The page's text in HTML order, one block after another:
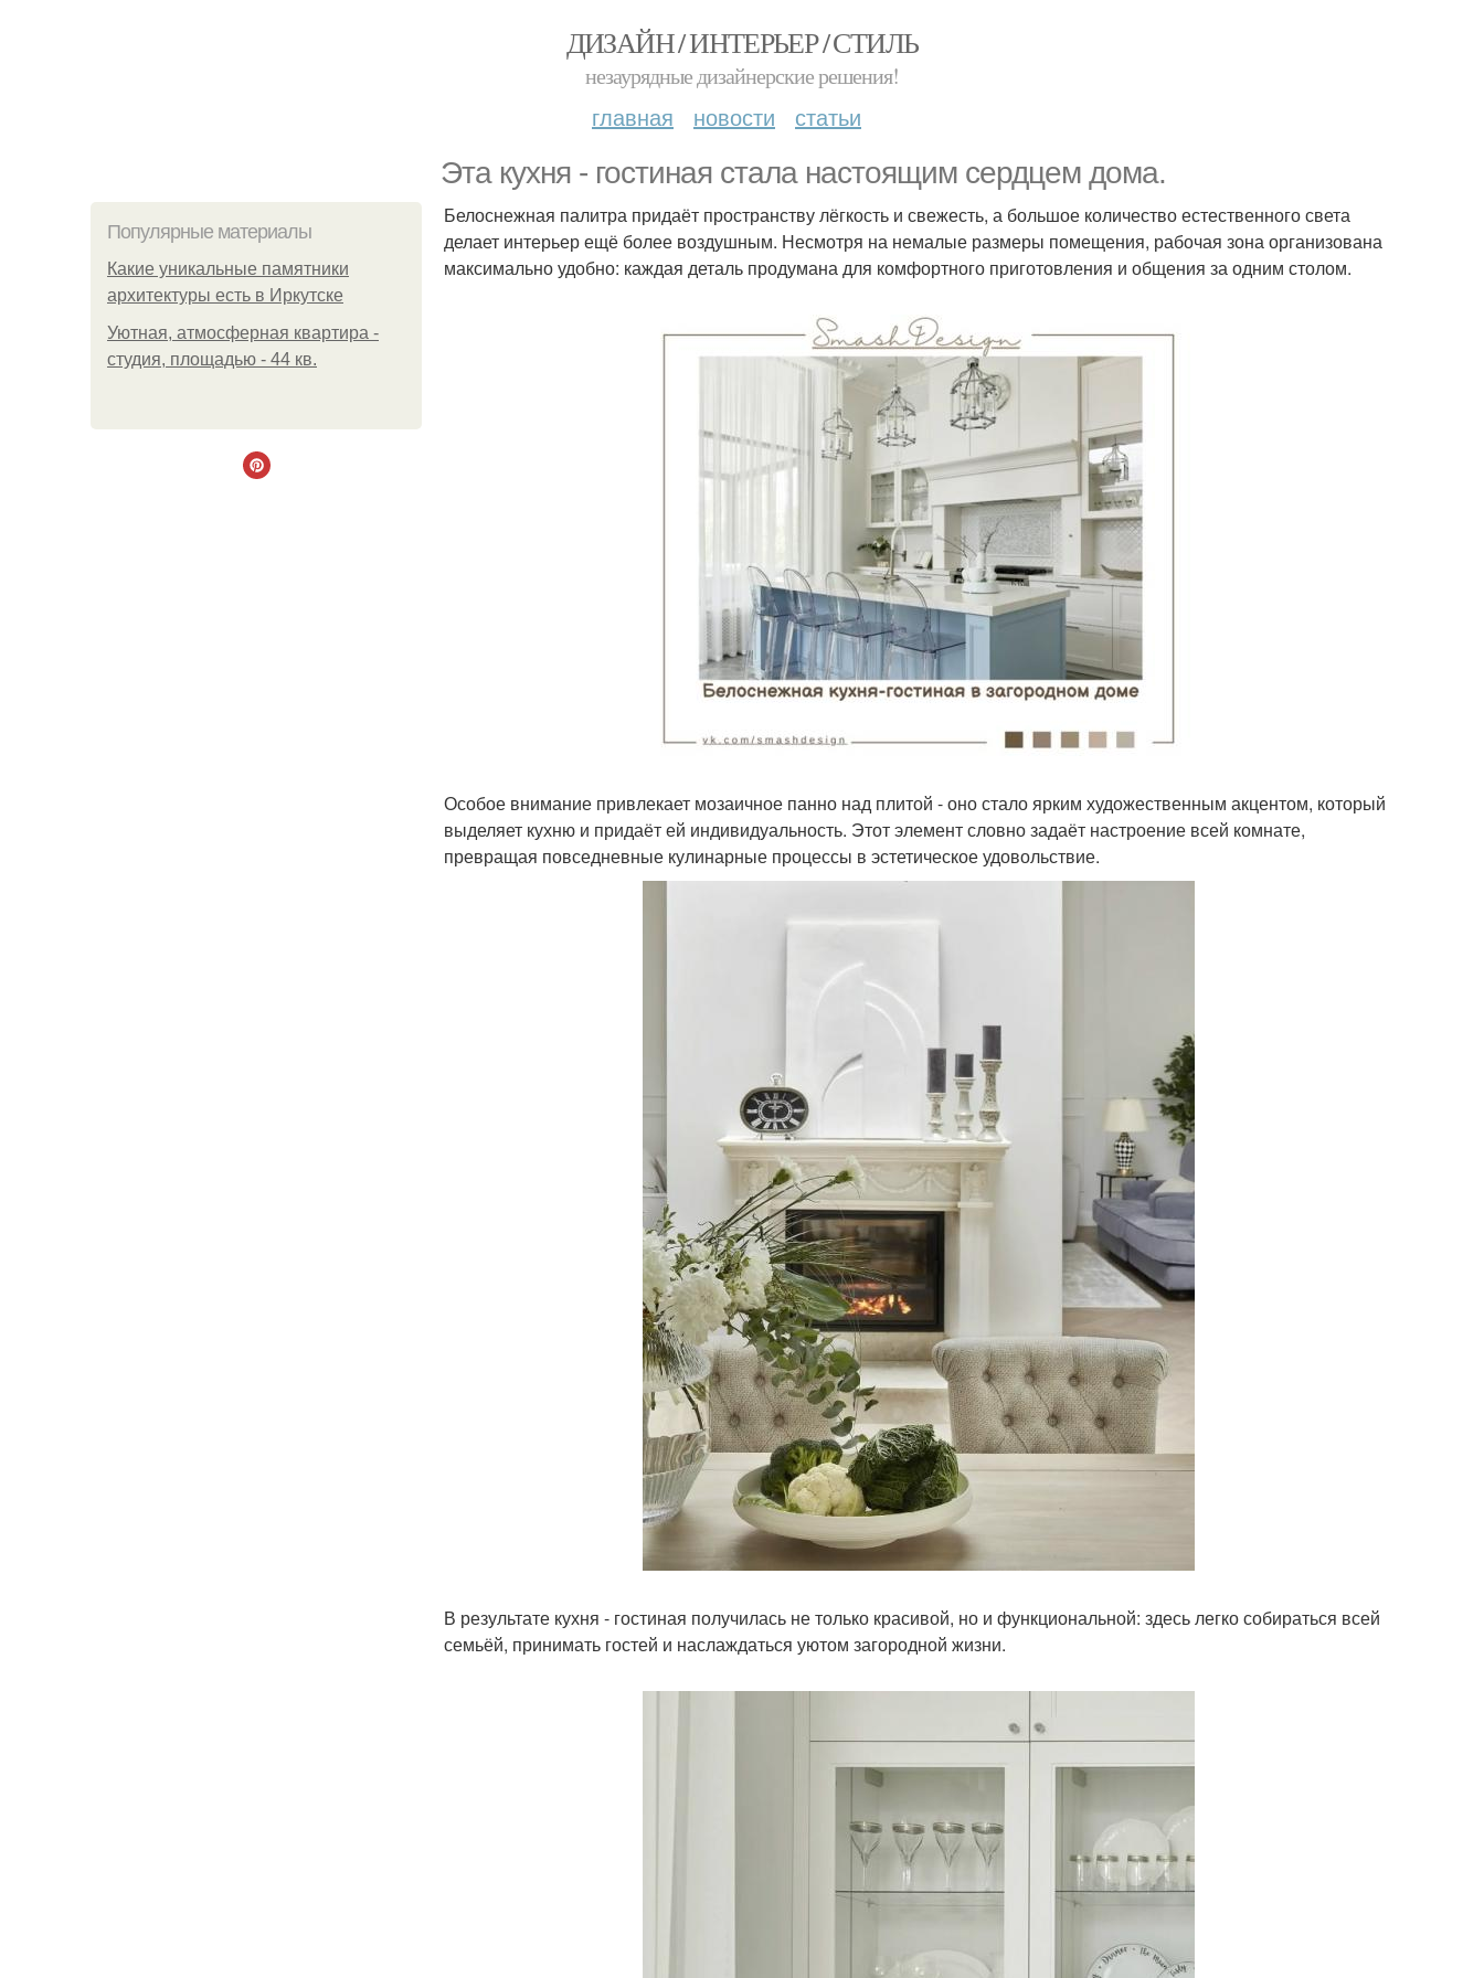
ДИЗАЙН / ИНТЕРЬЕР / СТИЛЬ
незаурядные дизайнерские решения!
главная новости статьи
Эта кухня - гостиная стала настоящим сердцем дома.
Популярные материалы
Какие уникальные памятники
архитектуры есть в Иркутске
Уютная, атмосферная квартира -
студия, площадью - 44 кв.
Белоснежная палитра придаёт пространству лёгкость и свежесть, а большое количество естественного света
делает интерьер ещё более воздушным. Несмотря на немалые размеры помещения, рабочая зона организована
максимально удобно: каждая деталь продумана для комфортного приготовления и общения за одним столом.
Особое внимание привлекает мозаичное панно над плитой - оно стало ярким художественным акцентом, который
выделяет кухню и придаёт ей индивидуальность. Этот элемент словно задаёт настроение всей комнате,
превращая повседневные кулинарные процессы в эстетическое удовольствие.
В результате кухня - гостиная получилась не только красивой, но и функциональной: здесь легко собираться всей
семьёй, принимать гостей и наслаждаться уютом загородной жизни.